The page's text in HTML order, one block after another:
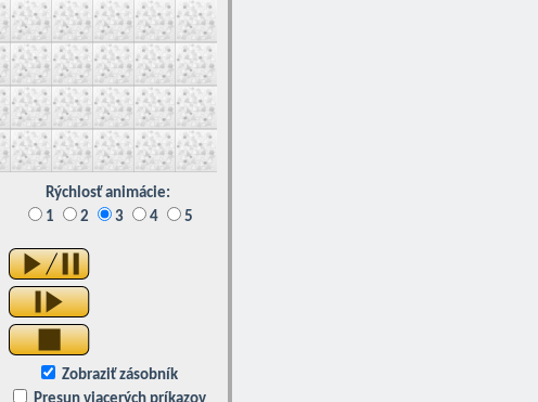
Rýchlosť animácie:
1
2 3 4 5
Zobraziť zásobník